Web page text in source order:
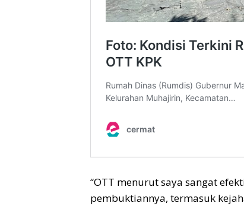
“OTT menurut saya sangat
pembuktiannya, termasuk